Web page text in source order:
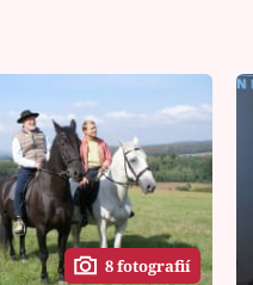
8 fotografií